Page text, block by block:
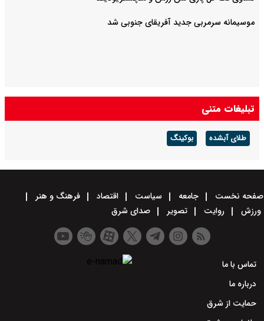
موسیمانه سرمربی جدید آفریقای جنوبی شد
تبلیغات متنی
طلای آبشده بوکینگ
صفحه نخست جامعه سیاست اقتصاد
فرهنگ و هنر
ورزش
روایت تصویر صدای شرق
تماس با ما
درباره ما
حمایت از شرق